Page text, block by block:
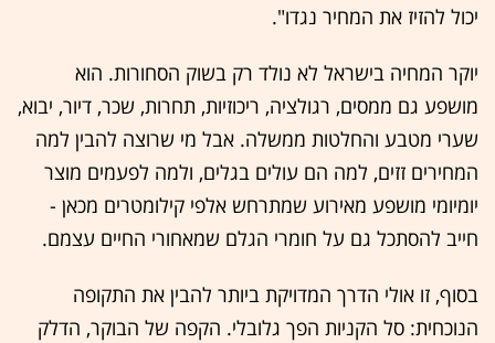
יכול להזיז את המחיר נגדו".
יוקר המחיה בישראל לא נולד רק בשוק הסחורות. הוא
מושפע גם ממסים, רגולציה, ריכוזיות, תחרות, שכר, דיור, יבוא,
שערי מטבע והחלטות ממשלה. אבל מי שרוצה להבין למה
המחירים זזים, למה הם עולים בגלים, ולמה לפעמים מוצר
יומיומי מושפע מאירוע שמתרחש אלפי קילומטרים מכאן -
חייב להסתכל גם על חומרי הגלם שמאחורי החיים עצמם.
בסוף, זו אולי הדרך המדויקת ביותר להבין את התקופה
הנוכחית: סל הקניות הפך גלובלי. הקפה של הבוקר, הדלק